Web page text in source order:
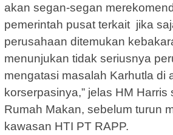
akan segan-segan
pemerintah pusat terkait jika
perusahaan ditemukan
menunjukan tidak seriusnya
mengatasi masalah Karhutla di
korserpasinya,” jelas HM Harris
Rumah Makan, sebelum turun
kawasan HTI PT RAPP.